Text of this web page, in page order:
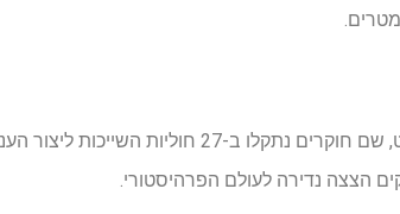
התרחש במכרה ליגניט בפננדרו שבגוג'ראט, שם חוקרים